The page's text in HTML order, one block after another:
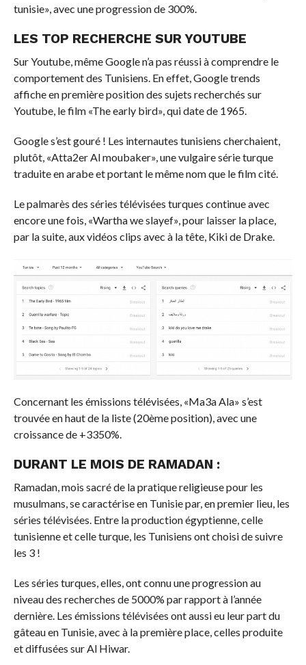
tunisie», avec une progression de 300%.
LES TOP RECHERCHE SUR YOUTUBE
Sur Youtube, même Google n’a pas réussi à comprendre le
comportement des Tunisiens. En effet, Google trends
affiche en première position des sujets recherchés sur
Youtube, le film «The early bird», qui date de 1965.
Google s’est gouré ! Les internautes tunisiens cherchaient,
plutôt, «Atta2er Al moubaker», une vulgaire série turque
traduite en arabe et portant le même nom que le film cité.
Le palmarès des séries télévisées turques continue avec
encore une fois, «Wartha we slayef», pour laisser la place,
par la suite, aux vidéos clips avec à la tête, Kiki de Drake.
Concernant les émissions télévisées, «Ma3a Ala» s’est
trouvée en haut de la liste (20ème position), avec une
croissance de +3350%.
DURANT LE MOIS DE RAMADAN :
Ramadan, mois sacré de la pratique religieuse pour les
musulmans, se caractérise en Tunisie par, en premier lieu, les
séries télévisées. Entre la production égyptienne, celle
tunisienne et celle turque, les Tunisiens ont choisi de suivre
les 3 !
Les séries turques, elles, ont connu une progression au
niveau des recherches de 5000% par rapport à l’année
dernière. Les émissions télévisées ont aussi eu leur part du
gâteau en Tunisie, avec à la première place, celles produite
et diffusées sur Al Hiwar.